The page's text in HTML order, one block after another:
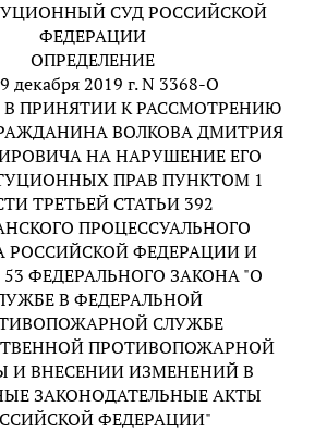
СУД РОССИЙСКОЙ
ФЕДЕРАЦИИ
ОПРЕДЕЛЕНИЕ
декабря 2019 г. N 3368-О
В ПРИНЯТИИ К РАССМОТРЕНИЮ
ВОЛКОВА ДМИТРИЯ
НА НАРУШЕНИЕ ЕГО
ПРАВ ПУНКТОМ 1
ТРЕТЬЕЙ СТАТЬИ 392
ПРОЦЕССУАЛЬНОГО
РОССИЙСКОЙ ФЕДЕРАЦИИ И
53 ФЕДЕРАЛЬНОГО ЗАКОНА "О
В ФЕДЕРАЛЬНОЙ
СЛУЖБЕ
ПРОТИВОПОЖАРНОЙ
И ВНЕСЕНИИ ИЗМЕНЕНИЙ В
ЗАКОНОДАТЕЛЬНЫЕ АКТЫ
ФЕДЕРАЦИИ"